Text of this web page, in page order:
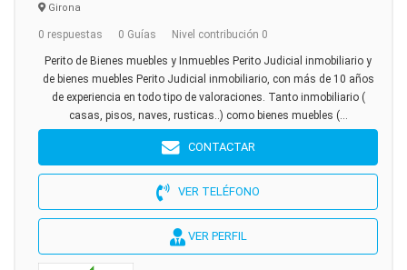
Girona
0 respuestas 0 Guías Nivel contribución 0
Perito de Bienes muebles y Inmuebles Perito Judicial inmobiliario y
de bienes muebles Perito Judicial inmobiliario, con más de 10 años
de experiencia en todo tipo de valoraciones. Tanto inmobiliario (
casas, pisos, naves, rusticas..) como bienes muebles (...
CONTACTAR
VER TELÉFONO
VER PERFIL